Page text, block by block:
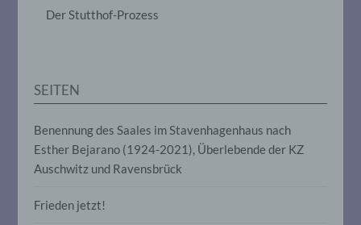
Der Stutthof-Prozess
SEITEN
Benennung des Saales im Stavenhagenhaus nach
Esther Bejarano (1924-2021), Überlebende der KZ
Auschwitz und Ravensbrück
Frieden jetzt!
Anpassung oder Veränderung, das
Löschen oder die Vernichtung.
d) Einschränkung der Verarbeitung
Markierung gespeicherter